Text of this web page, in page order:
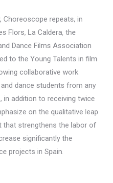
repeats, in
Flors, La Caldera, the
Dance Films Association
to the Young Talents in film
collaborative work
dance students from any
in addition to receiving twice
on the qualitative leap
strengthens the labor of
significantly the
projects in Spain.